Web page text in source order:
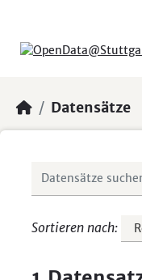
Datensätze
Sortieren nach